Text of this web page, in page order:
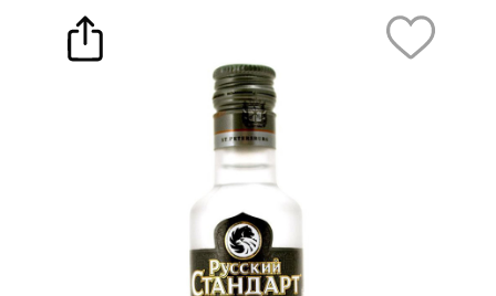
Рекомендуем
Ром Captain Morgan White 37,5%
Водка Smirnoff Red Vodka 37,5%
Джин Gordon`s London Dry Gin 37,5%
Пиво Guinness Draught 4,2% Can
Виски Talisker 10 YO Malt 45,8% in Box